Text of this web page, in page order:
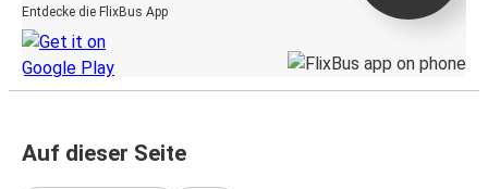
Entdecke die FlixBus App
Auf dieser Seite